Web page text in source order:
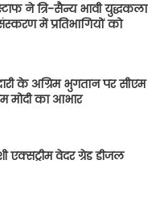
ने त्रि-सैन्य भावी युद्धकला
में प्रतिभागियों को
के अग्रिम भुगतान पर सीएम
मोदी का आभार
एक्सट्रीम वेदर ग्रेड डीजल